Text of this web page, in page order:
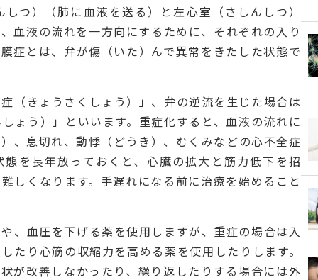
つ）（肺に血液を送る）と左心室（さしんしつ）
血液の流れを一方向にするために、それぞれの入り
症とは、弁が傷（いた）んで異常をきたした状態で
（きょうさくしょう）」、弁の逆流を生じた場合は
ょう）」といいます。重症化すると、血液の流れに
、息切れ、動悸（どうき）、むくみなどの心不全症
を長年放っておくと、心臓の拡大と筋力低下を招
しくなります。手遅れになる前に治療を始めること
、血圧を下げる薬を使用しますが、重症の場合は入
たり心筋の収縮力を高める薬を使用したりします。
が改善しなかったり、繰り返したりする場合には外